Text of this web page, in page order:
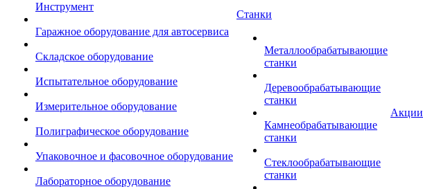
Инструмент
Гаражное оборудование для автосервиса
Складское оборудование
Испытательное оборудование
Измерительное оборудование
Полиграфическое оборудование
Упаковочное и фасовочное оборудование
Лабораторное оборудование
Станки
Металлообрабатывающие
станки
Деревообрабатывающие
станки
Камнеобрабатывающие
станки
Стеклообрабатывающие
станки
Акции